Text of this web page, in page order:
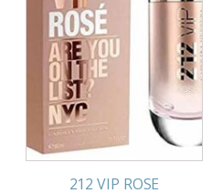
212 VIP ROSE